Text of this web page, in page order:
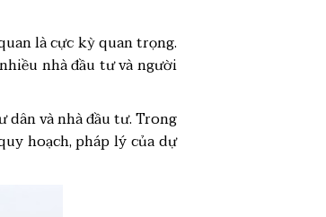
là cực kỳ quan trọng.
nhà đầu tư và người
dân và nhà đầu tư. Trong
hoạch, pháp lý của dự